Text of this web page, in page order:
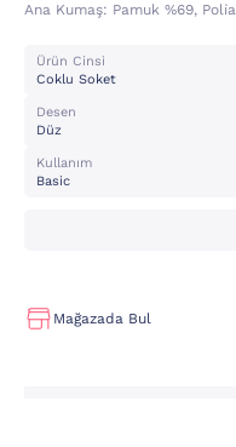
Ana Kumaş: Pamuk %69,
Ürün Cinsi
Coklu Soket
Desen
Düz
Kullanım
Basic
Mağazada Bul